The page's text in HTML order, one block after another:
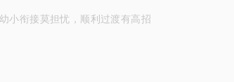
小衔接莫担忧，顺利过渡有高招